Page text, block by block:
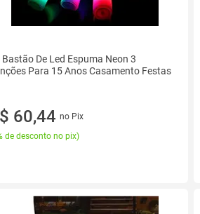
Bastão De Led Espuma Neon 3
Para 15 Anos Casamento Festas
60,44 no Pix
de desconto no pix)